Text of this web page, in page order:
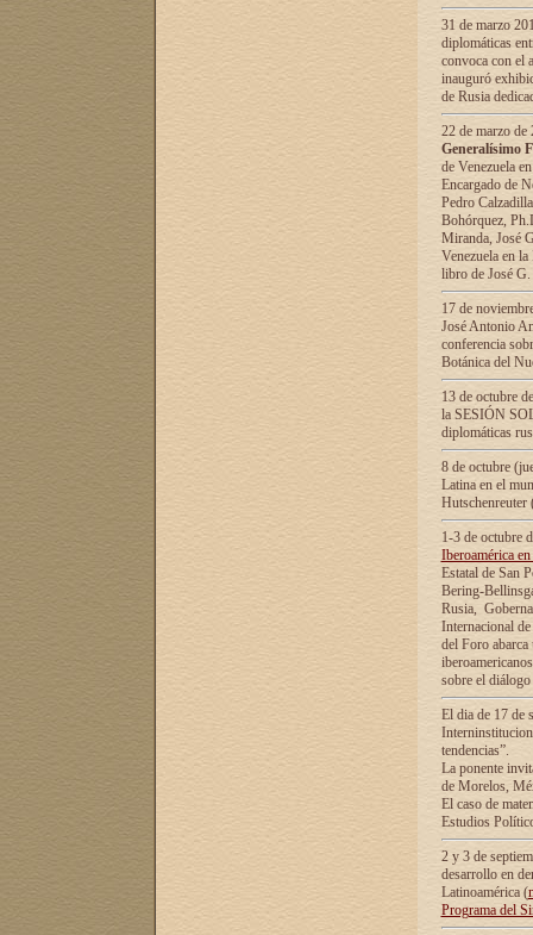
31 de marzo
diplomáticas
convoca con el
inauguró
de Rusia
22 de marzo
Generalísimo
de Venezuela
Encargado de
Pedro
Bohórquez,
Miranda, José
Venezuela en
libro de José
17 de
José Antonio
conferencia
Botánica del
13 de octubre
la SESIÓN
diplomáticas
8 de octubre
Latina en el
1-3 de octubre
Iberoamérica
Estatal de San
Bering-
Rusia,
Internacional
del Foro
sobre el
El dia de 17 de
tendencias”.
La ponente
de Morelos,
El caso de
Estudios
2 y 3 de
desarrollo en
Latinoamérica (
Programa del